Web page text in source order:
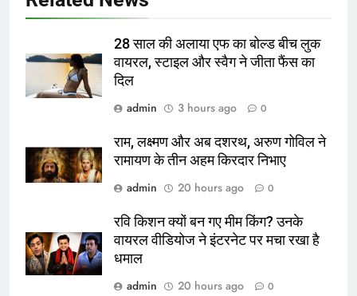
28 साल की अलाया एफ का बोल्ड बीच लुक
वायरल, स्टाइल और स्वैग ने जीता फैंस का
दिल
admin
3 hours ago 0
राम, लक्ष्मण और अब दशरथ, अरुण गोविल ने
रामायण के तीन अहम किरदार निभाए
admin
20 hours ago 0
रवि किशन क्यों बन गए मीम किंग? उनके
वायरल वीडियोज ने इंटरनेट पर मचा रखा है
धमाल
admin
20 hours ago 0